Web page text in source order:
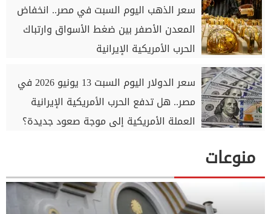
سعر الذهب اليوم السبت في مصر.. انخفاض
المعدن الأصفر بين ضغط الأسواق وارتباك
الحرب الأمريكية الإيرانية
سعر الدولار اليوم السبت 13 يونيو 2026 في
مصر.. هل تدفع الحرب الأمريكية الإيرانية
العملة الأمريكية إلى موجة صعود جديدة؟
منوعات